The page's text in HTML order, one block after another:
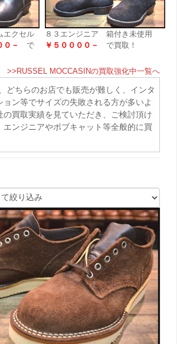
エクセル
０－
で
８３エンジニア 箱付き未使用
￥５００００－
で買取！
>>RUSSEL MOCCASINの買取強化中一覧へ
どちらのお店でも販売が難しく、インタ
ョン等でサイズの失敗される方が多いよ
の買取実績を見ていただき、ご検討頂け
エンジニアやボブキャット等全般的に買